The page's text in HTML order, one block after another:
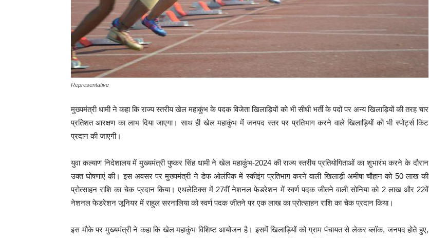
Representative
मुख्यमंत्री धामी ने कहा कि राज्य स्तरीय खेल महाकुंभ के पदक विजेता खिलाड़ियों को भी सीधी भर्ती के पदों पर अन्य खिलाड़ियों की तरह चार
प्रतिशत आरक्षण का लाभ दिया जाएगा। साथ ही खेल महाकुंभ में जनपद स्तर पर प्रतिभाग करने वाले खिलाड़ियों को भी स्पोर्ट्स किट
प्रदान की जाएगी।
युवा कल्याण निदेशालय में मुख्यमंत्री पुष्कर सिंह धामी ने खेल महाकुंभ-2024 की राज्य स्तरीय प्रतियोगिताओं का शुभारंभ करने के दौरान
उक्त घोषणाएं की। इस अवसर पर मुख्यमंत्री ने डेफ ओलंपिक में स्कीइंग प्रतिभाग करने वाली खिलाड़ी अमीषा चौहान को 50 लाख की
प्रोत्साहन राशि का चेक प्रदान किया। एथलेटिक्स में 27वीं नेशनल फेडरेशन में स्वर्ण पदक जीतने वाली सोनिया को 2 लाख और 22वें
नेशनल फेडरेशन जूनियर में राहुल सरनालिया को स्वर्ण पदक जीतने पर एक लाख का प्रोत्साहन राशि का चेक प्रदान किया।
इस मौके पर मुख्यमंत्री ने कहा कि खेल महाकुंभ विशिष्ट आयोजन है। इसमें खिलाड़ियों को ग्राम पंचायत से लेकर ब्लॉक, जनपद होते हुए,